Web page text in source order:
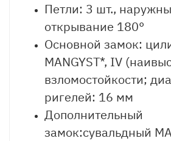
Петли: 3 шт.,
открывание 180°
Основной замок:
MANGYST*, IV
взломостойкости;
ригелей: 16 мм
Дополнительный
замок:сувальдный